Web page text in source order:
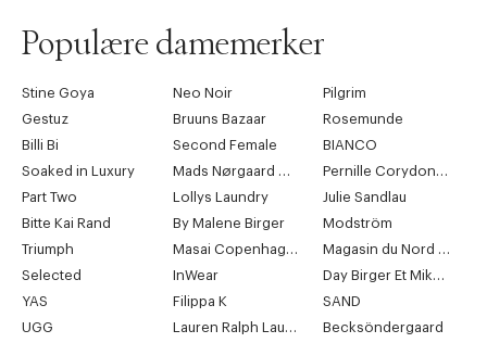
Populære damemerker
Stine Goya Neo Noir
Pilgrim
Gestuz
Bruuns Bazaar
Rosemunde
Billi Bi
Second Female
BIANCO
Soaked in Luxury
Mads Nørgaard Copenhagen
Pernille Corydon Jewellery
Part Two
Lollys Laundry
Julie Sandlau
Bitte Kai Rand
By Malene Birger
Modström
Triumph
Masai Copenhagen
Magasin du Nord Collection
Selected
InWear
Day Birger Et Mikkelsen
YAS
Filippa K
SAND
UGG
Lauren Ralph Lauren Becksöndergaard